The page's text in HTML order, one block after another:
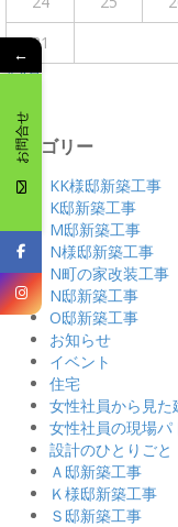
31
« 4月
カテゴリー
KK様邸新築工事
K邸新築工事
M邸新築工事
N様邸新築工事
N町の家改装工事
N邸新築工事
O邸新築工事
お知らせ
イベント
住宅
女性社員から見た
女性社員の現場パ
設計のひとりごと
Ａ邸新築工事
Ｋ様邸新築工事
Ｓ邸新築工事
←
お問合せ